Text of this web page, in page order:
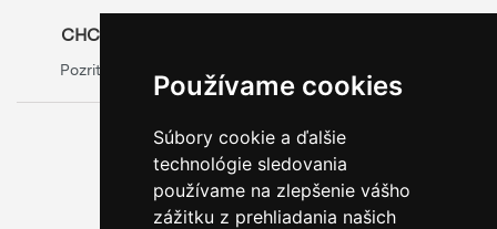
Používame cookies
Súbory cookie a ďalšie
technológie sledovania
používame na zlepšenie vášho
zážitku z prehliadania našich
CHCETE SA O OBALOCH DOZVEDIEŤ VIAC?
Pozrite si oficiálny web výrobcu obalov
0800 888 123
BEZPLATNÁ INFOLINKA